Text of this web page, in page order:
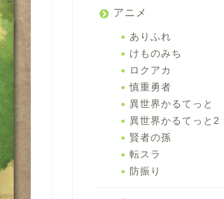
アニメ
ありふれ
けものみち
ロクアカ
慎重勇者
異世界かるてっと
異世界かるてっと2
賢者の孫
転スラ
防振り